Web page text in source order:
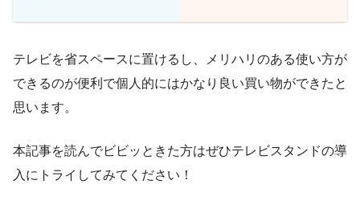
テレビを省スペースに置けるし、メリハリのある使い方が
できるのが便利で個人的にはかなり良い買い物ができたと
思います。
本記事を読んでビビッときた方はぜひテレビスタンドの導
入にトライしてみてください！